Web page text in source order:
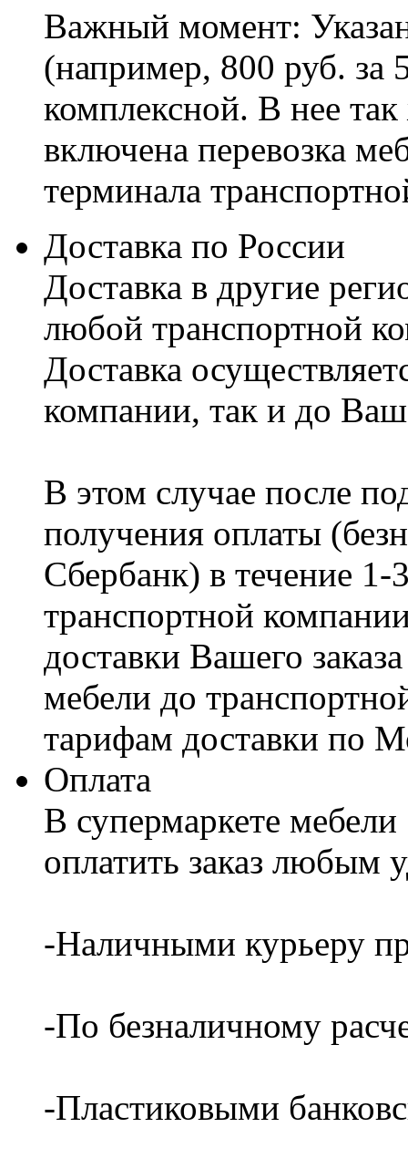
Важный момент:
(например, 800 руб. за
комплексной. В нее
включена перевозка
терминала
Доставка по России
Доставка в другие
любой транспортной
Доставка
компании, так и до
В этом случае после
получения оплаты
Сбербанк) в течение
транспортной
доставки Вашего
мебели до
тарифам доставки по
Оплата
В супермаркете
оплатить заказ любым
-Наличными курьеру
-По безналичному
-Пластиковыми